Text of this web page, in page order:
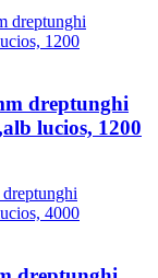
dreptunghi
lucios, 1200